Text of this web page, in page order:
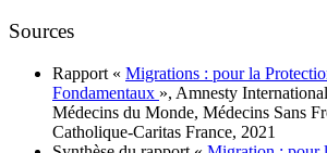
Sources
Rapport « Migrations : pour la
Fondamentaux », Amnesty
Médecins du Monde, Médecins Sans
Catholique-Caritas France, 2021